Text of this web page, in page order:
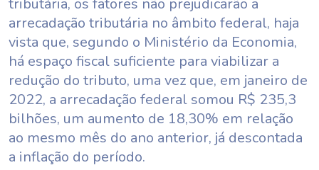
tributária, os fatores não prejudicarão a
arrecadação tributária no âmbito federal, haja
vista que, segundo o Ministério da Economia,
há espaço fiscal suficiente para viabilizar a
redução do tributo, uma vez que, em janeiro de
2022, a arrecadação federal somou R$ 235,3
bilhões, um aumento de 18,30% em relação
ao mesmo mês do ano anterior, já descontada
a inflação do período.